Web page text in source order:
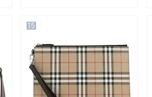
15